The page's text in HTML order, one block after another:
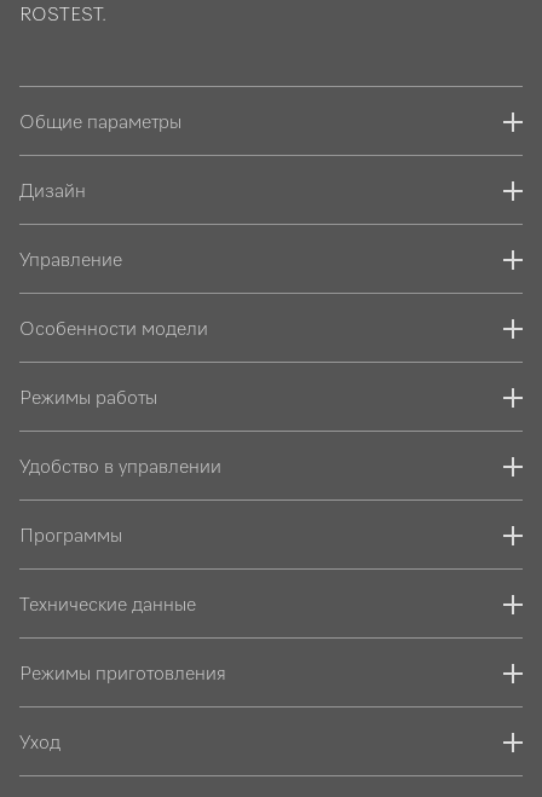
ROSTEST.
Общие параметры
Дизайн
Управление
Особенности модели
Режимы работы
Удобство в управлении
Программы
Технические данные
Режимы приготовления
Уход